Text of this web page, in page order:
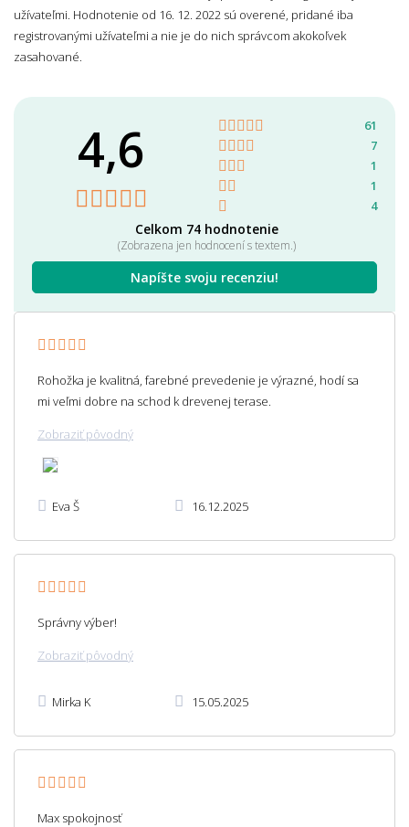
užívateľmi. Hodnotenie od 16. 12. 2022 sú overené, pridané iba
registrovanými užívateľmi a nie je do nich správcom akokoľvek
zasahované.
4,6
Celkom 74 hodnotenie
(Zobrazena jen hodnocení s textem.)
Napíšte svoju recenziu!
61
7
1
1
4
Rohožka je kvalitná, farebné prevedenie je výrazné, hodí sa
mi veľmi dobre na schod k drevenej terase.
Zobraziť pôvodný
Eva Š 16.12.2025
Správny výber!
Zobraziť pôvodný
Mirka K 15.05.2025
Max spokojnosť